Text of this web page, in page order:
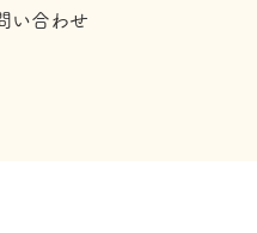
い合わせ